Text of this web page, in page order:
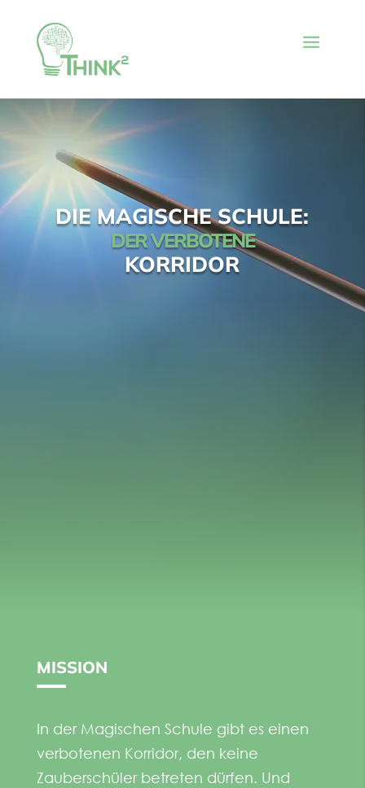
DIE MAGISCHE SCHULE:
DER VERBOTENE
KORRIDOR
MISSION
In der Magischen Schule gibt es einen
verbotenen Korridor, den keine
Zauberschüler betreten dürfen. Und